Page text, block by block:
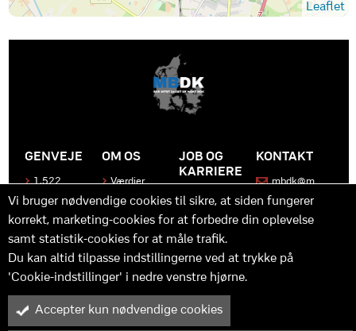
Leaflet
GENVEJE
1.522
Produkter
Kontakt
os
OM OS
Værdier
Historen
bag
MBDK
Hvad gør
os unikke
JOB OG
KARRIERE
Bliv en del
af MBDK
Vores
team
Praktik
udvikling
KONTAKT
mbdk@m
y™ er driftet af MBDK ApS – under MBDK Holding ApS. Tilmeldt
Vi bruger nødvendige cookies til sikre, at siden fungerer
korrekt, marketing-cookies for at forbedre din oplevelse
samt statistik-cookies for at måle trafik.
Du kan altid tilpasse indstillingerne ved at trykke på
'Cookie-indstillinger' i nedre venstre hjørne.
Accepter kun nødvendige cookies